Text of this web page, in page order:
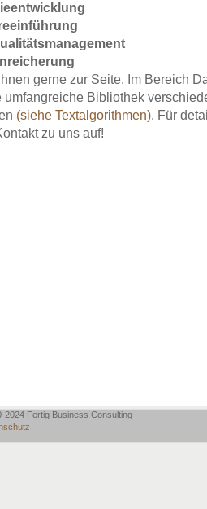
gerne zur Seite. Im Bereich
umfangreiche Bibliothek
(siehe Textalgorithmen). Für
zu uns auf!
2024 Fertig Business Consulting